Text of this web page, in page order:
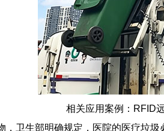
相关应用案例：RFID
，卫生部明确规定，医院的医疗垃